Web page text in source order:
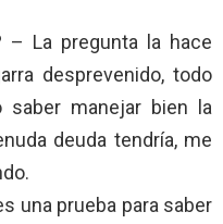
– La pregunta la hace
desprevenido, todo
saber manejar bien la
deuda tendría, me
una prueba para saber